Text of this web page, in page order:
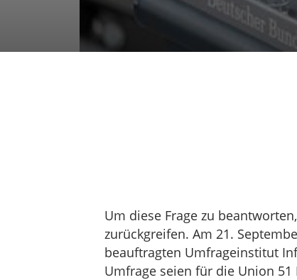
Um diese Frage zu
zurückgreifen. Am 21.
beauftragten Umfrageinstitut
Umfrage seien für die Union 51